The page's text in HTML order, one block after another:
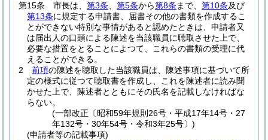
第15条
市長は、 第3条 第5条から第8条 まで、 第10条及び
第13条に規定する申請書、届書その他の書類を作成するこ
とができない特別な事情があると認めたときは、申請者又
は届出人の口頭による陳述を当該職員に聴取させた上で、
必要な措置をとることによつて、これらの書類の受理に代
えることができる。
2
前項の陳述を聴取した当該職員は、陳述事項に基づいて所
定の様式に従つて聴取書を作成し、これを陳述者に読み聞
かせた上で、陳述者とともにその氏名を記載しなければな
らない。
(一部改正〔昭和59年規則26号・平成17年14号・27
年132号・30年54号・令和3年25号〕)
(申請者等の記載事項)